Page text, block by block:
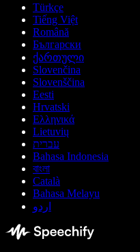
Türkçe
Tiếng Việt
Română
Български
ქართული
Slovenčina
Slovenščina
Eesti
Hrvatski
Ελληνικά
Lietuvių
עברית
Bahasa Indonesia
বাংলা
Català
Bahasa Melayu
اردو